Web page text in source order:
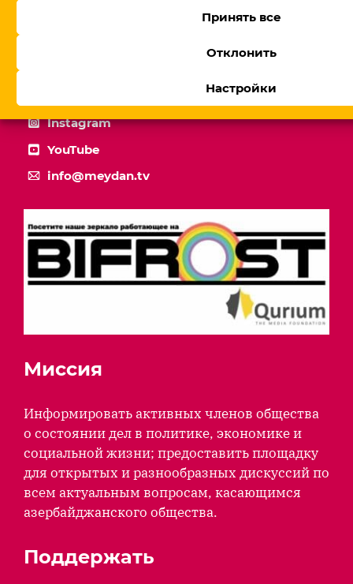
Принять все
Отклонить
Настройки
Mədəniyyət Nazirliyində maliyyə şəffaflığı
müzakirədə: Meydan TV-nin araşdırması
Instagram
YouTube
info@meydan.tv
Миссия
Информировать активных членов общества
о состоянии дел в политике, экономике и
социальной жизни; предоставить площадку
для открытых и разнообразных дискуссий по
всем актуальным вопросам, касающимся
азербайджанского общества.
Поддержать